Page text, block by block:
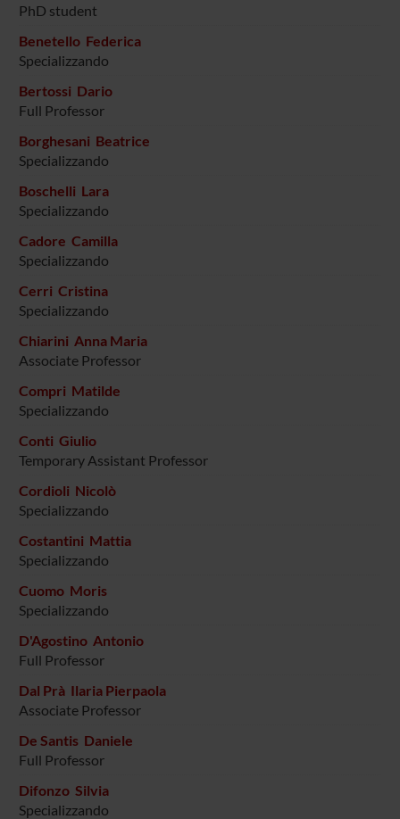
PhD student
Benetello Federica
Specializzando
Bertossi Dario
Full Professor
Borghesani Beatrice
Specializzando
Boschelli Lara
Specializzando
Cadore Camilla
Specializzando
Cerri Cristina
Specializzando
Chiarini Anna Maria
Associate Professor
Compri Matilde
Specializzando
Conti Giulio
Temporary Assistant Professor
Cordioli Nicolò
Specializzando
Costantini Mattia
Specializzando
Cuomo Moris
Specializzando
D'Agostino Antonio
Full Professor
Dal Prà Ilaria Pierpaola
Associate Professor
De Santis Daniele
Full Professor
Difonzo Silvia
Specializzando